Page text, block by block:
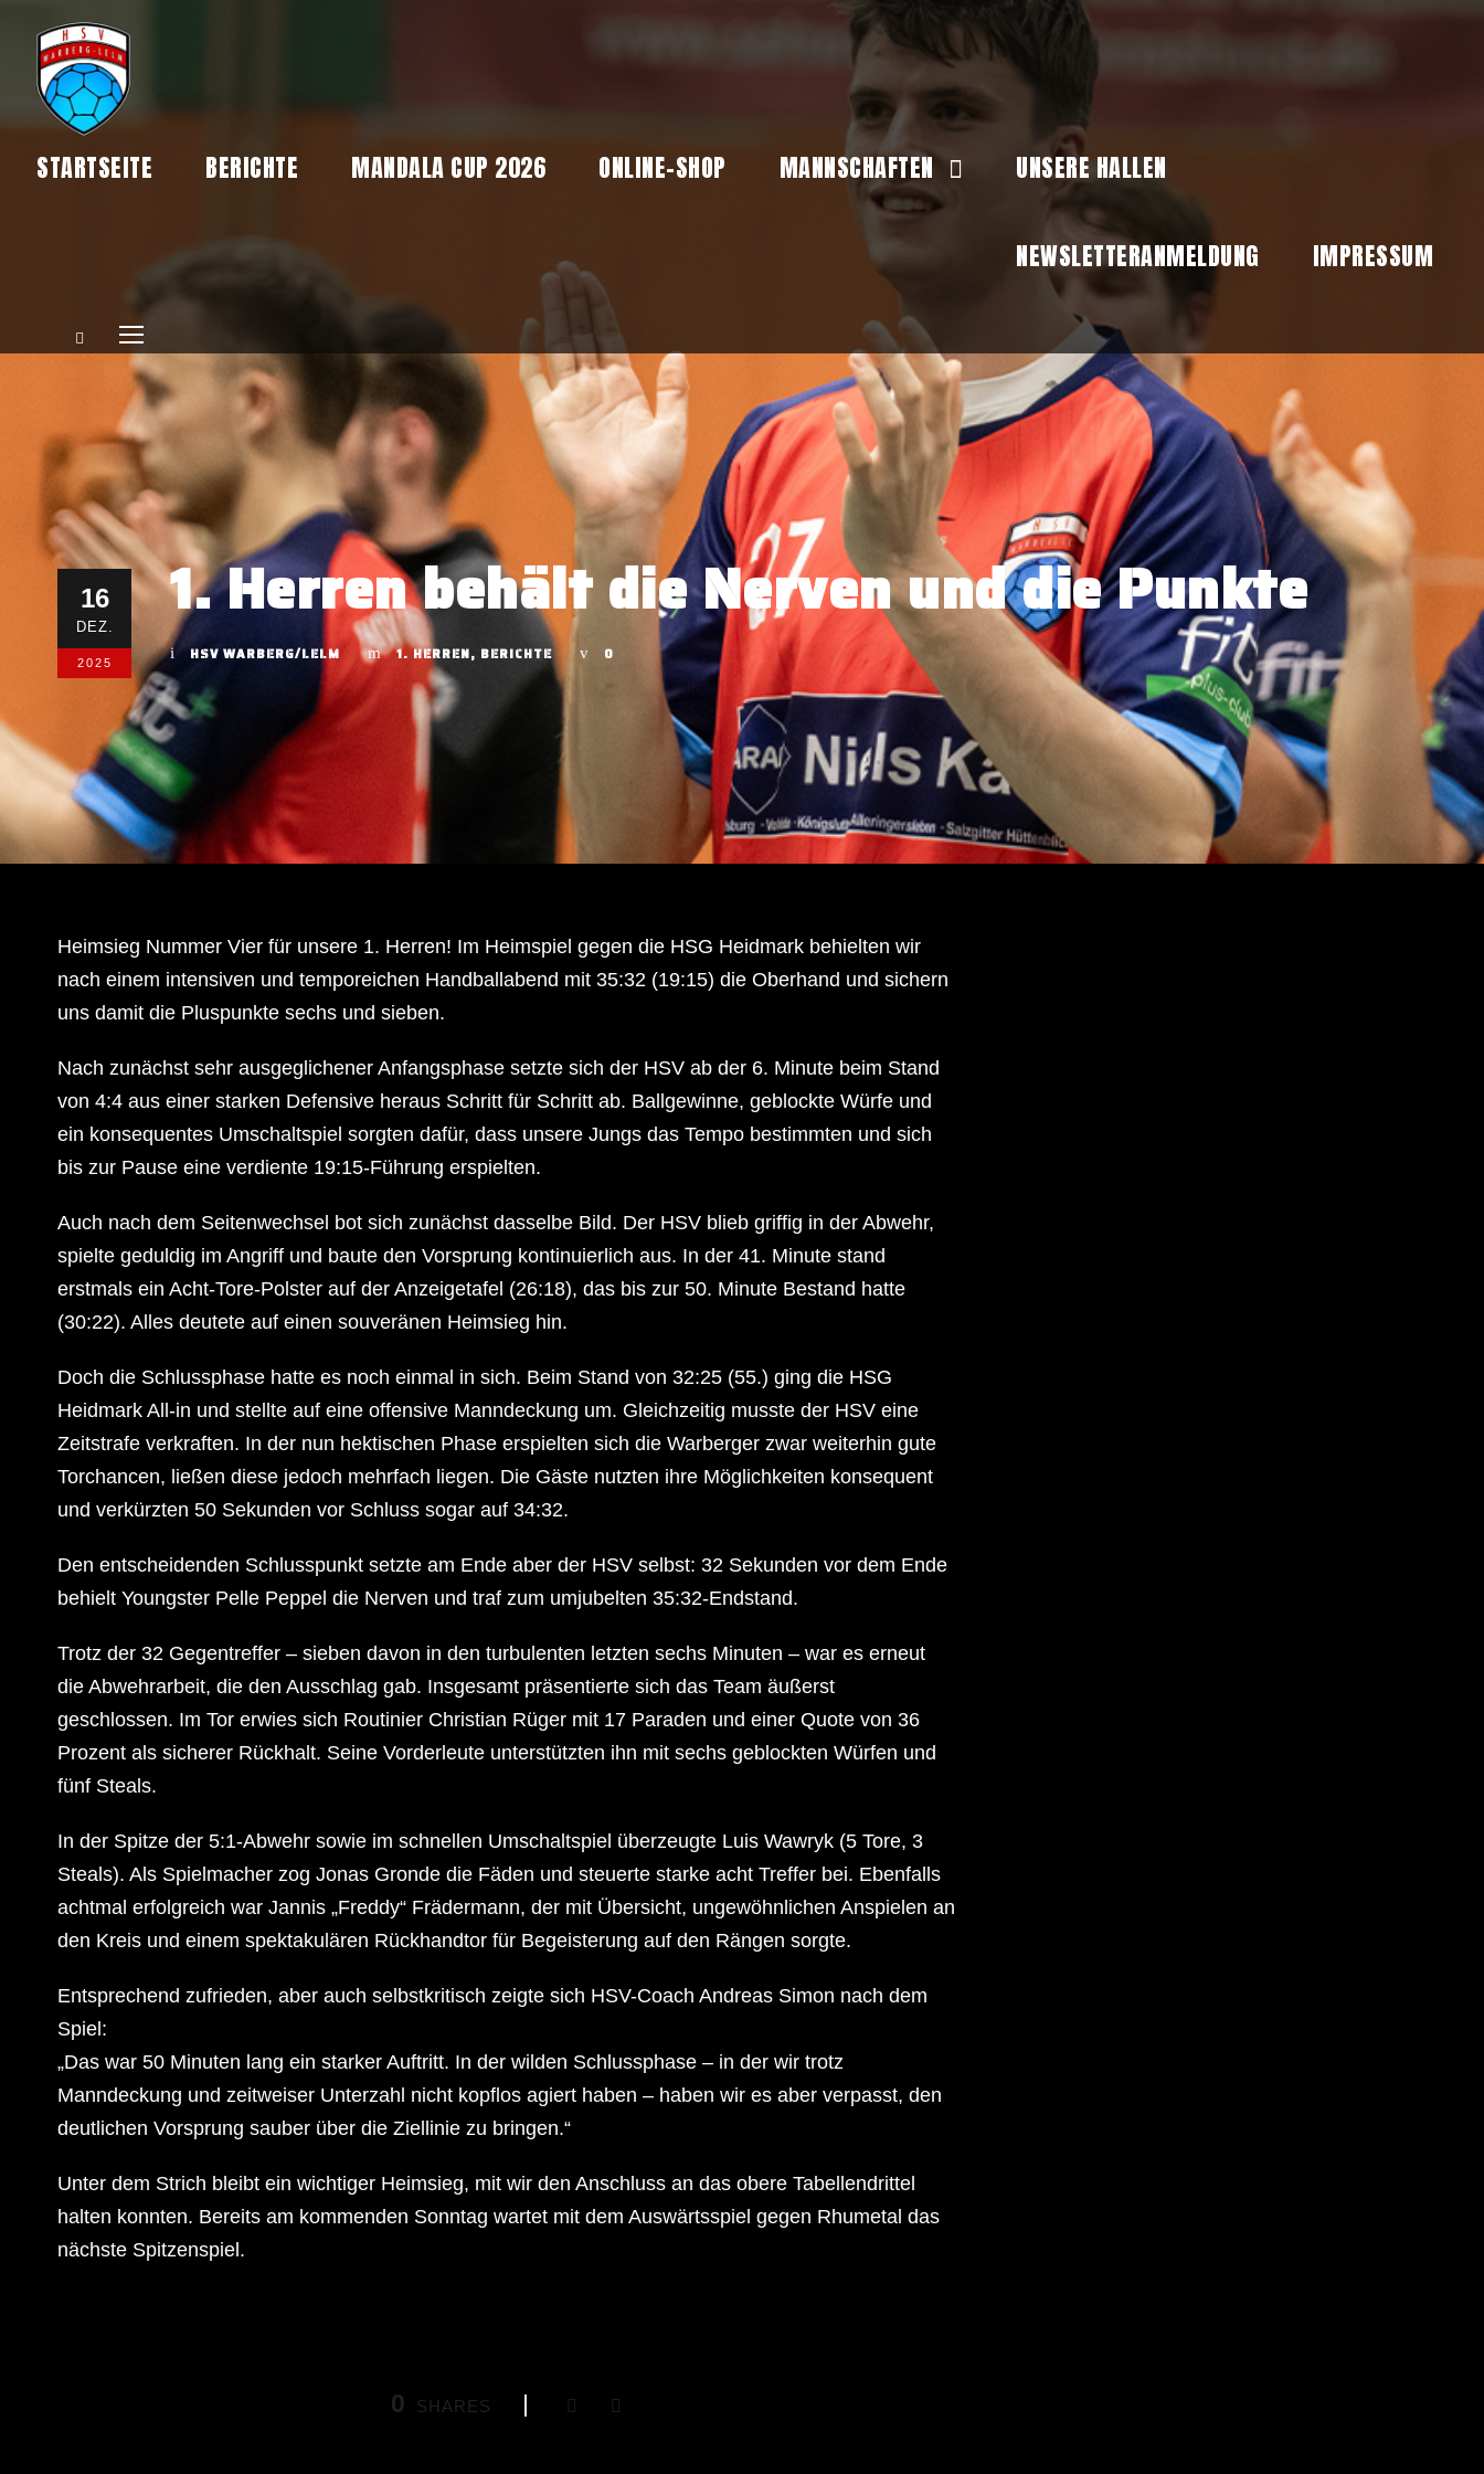
STARTSEITE BERICHTE MANDALA CUP 2026 ONLINE-SHOP MANNSCHAFTEN UNSERE HALLEN
NEWSLETTERANMELDUNG IMPRESSUM
16
DEZ.
2025
1. Herren behält die Nerven und die Punkte
HSV WARBERG/LELM 1. HERREN, BERICHTE 0
Heimsieg Nummer Vier für unsere 1. Herren! Im Heimspiel gegen die HSG Heidmark behielten wir
nach einem intensiven und temporeichen Handballabend mit 35:32 (19:15) die Oberhand und sichern
uns damit die Pluspunkte sechs und sieben.
Nach zunächst sehr ausgeglichener Anfangsphase setzte sich der HSV ab der 6. Minute beim Stand
von 4:4 aus einer starken Defensive heraus Schritt für Schritt ab. Ballgewinne, geblockte Würfe und
ein konsequentes Umschaltspiel sorgten dafür, dass unsere Jungs das Tempo bestimmten und sich
bis zur Pause eine verdiente 19:15-Führung erspielten.
Auch nach dem Seitenwechsel bot sich zunächst dasselbe Bild. Der HSV blieb griffig in der Abwehr,
spielte geduldig im Angriff und baute den Vorsprung kontinuierlich aus. In der 41. Minute stand
erstmals ein Acht-Tore-Polster auf der Anzeigetafel (26:18), das bis zur 50. Minute Bestand hatte
(30:22). Alles deutete auf einen souveränen Heimsieg hin.
Doch die Schlussphase hatte es noch einmal in sich. Beim Stand von 32:25 (55.) ging die HSG
Heidmark All-in und stellte auf eine offensive Manndeckung um. Gleichzeitig musste der HSV eine
Zeitstrafe verkraften. In der nun hektischen Phase erspielten sich die Warberger zwar weiterhin gute
Torchancen, ließen diese jedoch mehrfach liegen. Die Gäste nutzten ihre Möglichkeiten konsequent
und verkürzten 50 Sekunden vor Schluss sogar auf 34:32.
Den entscheidenden Schlusspunkt setzte am Ende aber der HSV selbst: 32 Sekunden vor dem Ende
behielt Youngster Pelle Peppel die Nerven und traf zum umjubelten 35:32-Endstand.
Trotz der 32 Gegentreffer – sieben davon in den turbulenten letzten sechs Minuten – war es erneut
die Abwehrarbeit, die den Ausschlag gab. Insgesamt präsentierte sich das Team äußerst
geschlossen. Im Tor erwies sich Routinier Christian Rüger mit 17 Paraden und einer Quote von 36
Prozent als sicherer Rückhalt. Seine Vorderleute unterstützten ihn mit sechs geblockten Würfen und
fünf Steals.
In der Spitze der 5:1-Abwehr sowie im schnellen Umschaltspiel überzeugte Luis Wawryk (5 Tore, 3
Steals). Als Spielmacher zog Jonas Gronde die Fäden und steuerte starke acht Treffer bei. Ebenfalls
achtmal erfolgreich war Jannis „Freddy“ Frädermann, der mit Übersicht, ungewöhnlichen Anspielen an
den Kreis und einem spektakulären Rückhandtor für Begeisterung auf den Rängen sorgte.
Entsprechend zufrieden, aber auch selbstkritisch zeigte sich HSV-Coach Andreas Simon nach dem
Spiel:
„Das war 50 Minuten lang ein starker Auftritt. In der wilden Schlussphase – in der wir trotz
Manndeckung und zeitweiser Unterzahl nicht kopflos agiert haben – haben wir es aber verpasst, den
deutlichen Vorsprung sauber über die Ziellinie zu bringen.“
Unter dem Strich bleibt ein wichtiger Heimsieg, mit wir den Anschluss an das obere Tabellendrittel
halten konnten. Bereits am kommenden Sonntag wartet mit dem Auswärtsspiel gegen Rhumetal das
nächste Spitzenspiel.
0 SHARES